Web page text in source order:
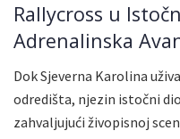
Rallycross u
Adrenalinska
Dok Sjeverna Karolina
odredišta, njezin istočni
zahvaljujući živopisnoj